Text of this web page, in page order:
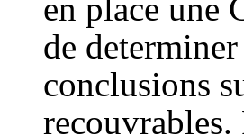
en place une
de
conclusions